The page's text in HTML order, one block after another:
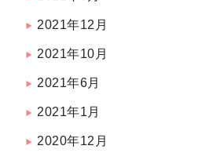
2021年12月
2021年10月
2021年6月
2021年1月
2020年12月